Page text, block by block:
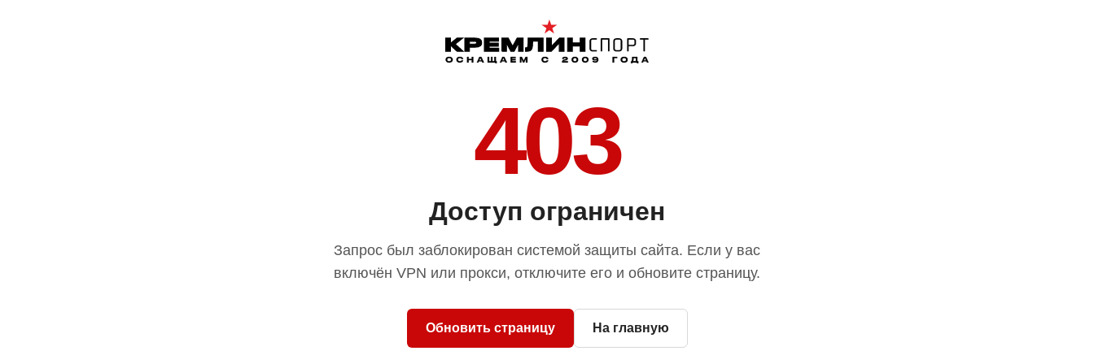
403
Доступ ограничен
Запрос был заблокирован системой защиты сайта. Если у вас
включён VPN или прокси, отключите его и обновите страницу.
Обновить страницу На главную